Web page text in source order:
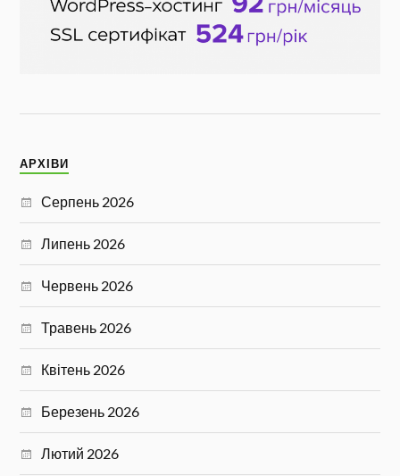
АРХІВИ
Серпень 2026
Липень 2026
Червень 2026
Травень 2026
Квітень 2026
Березень 2026
Лютий 2026